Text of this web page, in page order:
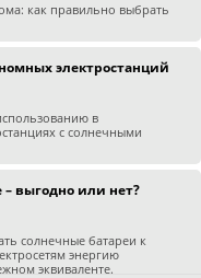
как правильно выбрать
электростанций
в
с солнечными
– выгодно или нет?
солнечные батареи к
энергию
эквиваленте.